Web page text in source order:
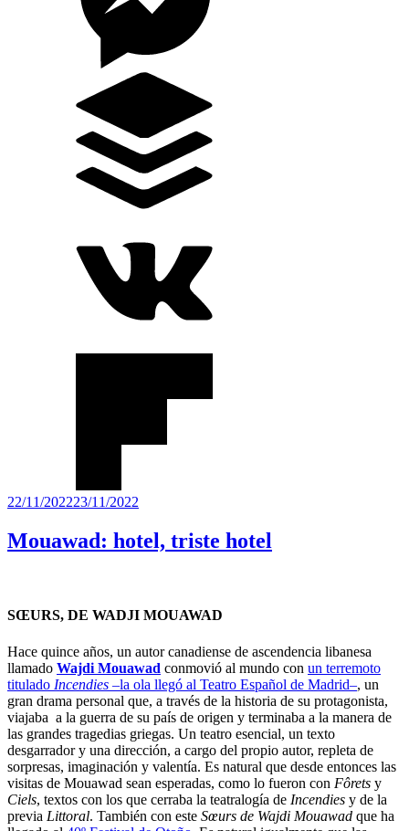
Publicado
22/11/202223/11/2022
Mouawad: hotel, triste hotel
SŒURS, DE WADJI MOUAWAD
Hace quince años, un autor canadiense de ascendencia libanesa
llamado Wajdi Mouawad conmovió al mundo con un terremoto
titulado Incendies –la ola llegó al Teatro Español de Madrid–, un
gran drama personal que, a través de la historia de su protagonista,
viajaba a la guerra de su país de origen y terminaba a la manera de
las grandes tragedias griegas. Un teatro esencial, un texto
desgarrador y una dirección, a cargo del propio autor, repleta de
sorpresas, imaginación y valentía. Es natural que desde entonces las
visitas de Mouawad sean esperadas, como lo fueron con Fôrets y
Ciels, textos con los que cerraba la teatralogía de Incendies y de la
previa Littoral. También con este Sœurs de Wajdi Mouawad que ha